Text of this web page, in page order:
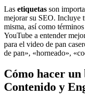
Las etiquetas son
mejorar su SEO. Incluye
misma, así como
YouTube a entender
para el video de pan
de pan», «horneado»,
Cómo hacer un
Contenido y